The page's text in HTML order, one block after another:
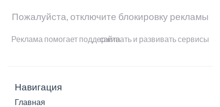
Пожалуйста, отключите блокировку рекламы
Реклама помогает поддерживать и развивать сервисы сайта
Навигация
Главная